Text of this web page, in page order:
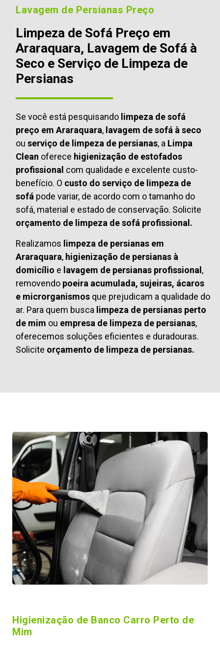
Lavagem de Persianas Preço
Limpeza de Sofá Preço em
Araraquara, Lavagem de Sofá à
Seco e Serviço de Limpeza de
Persianas
Se você está pesquisando limpeza de sofá
preço em Araraquara, lavagem de sofá à seco
ou serviço de limpeza de persianas, a Limpa
Clean oferece higienização de estofados
profissional com qualidade e excelente custo-
benefício. O custo do serviço de limpeza de
sofá pode variar, de acordo com o tamanho do
sofá, material e estado de conservação. Solicite
orçamento de limpeza de sofá profissional.
Realizamos limpeza de persianas em
Araraquara, higienização de persianas à
domicílio e lavagem de persianas profissional,
removendo poeira acumulada, sujeiras, ácaros
e microrganismos que prejudicam a qualidade do
ar. Para quem busca limpeza de persianas perto
de mim ou empresa de limpeza de persianas,
oferecemos soluções eficientes e duradouras.
Solicite orçamento de limpeza de persianas.
Higienização de Banco Carro Perto de
Mim